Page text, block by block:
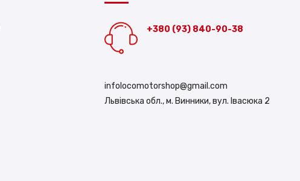
+380 (93) 840-90-38
infolocomotorshop@gmail.com
Львівська обл., м. Винники, вул. Івасюка 2